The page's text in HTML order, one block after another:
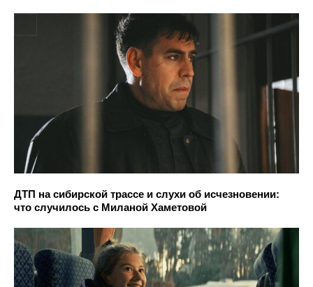
ДТП на сибирской трассе и слухи об исчезновении:
что случилось с Миланой Хаметовой